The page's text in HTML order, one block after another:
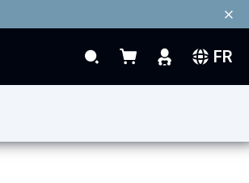
RechercherMon panier FR
Ajouter au panier